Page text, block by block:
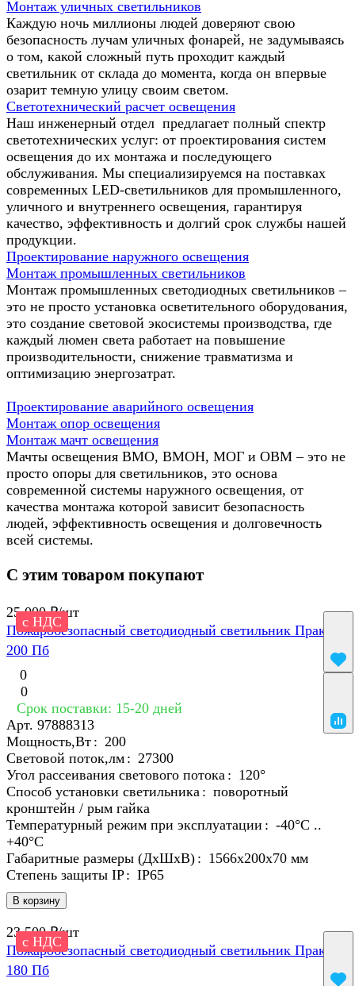
Монтаж уличных светильников
Каждую ночь миллионы людей доверяют свою
безопасность лучам уличных фонарей, не задумываясь
о том, какой сложный путь проходит каждый
светильник от склада до момента, когда он впервые
озарит темную улицу своим светом.
Светотехнический расчет освещения
Наш инженерный отдел предлагает полный спектр
светотехнических услуг: от проектирования систем
освещения до их монтажа и последующего
обслуживания. Мы специализируемся на поставках
современных LED-светильников для промышленного,
уличного и внутреннего освещения, гарантируя
качество, эффективность и долгий срок службы нашей
продукции.
Проектирование наружного освещения
Монтаж промышленных светильников
Монтаж промышленных светодиодных светильников –
это не просто установка осветительного оборудования,
это создание световой экосистемы производства, где
каждый люмен света работает на повышение
производительности, снижение травматизма и
оптимизацию энергозатрат.
Проектирование аварийного освещения
Монтаж опор освещения
Монтаж мачт освещения
Мачты освещения ВМО, ВМОН, МОГ и ОВМ – это не
просто опоры для светильников, это основа
современной системы наружного освещения, от
качества монтажа которой зависит безопасность
людей, эффективность освещения и долговечность
всей системы.
С этим товаром покупают
с НДС
25 000 ₽/шт
Пожаробезопасный светодиодный светильник Практик
200 Пб
0
0
Срок поставки: 15-20 дней
Арт. 97888313
В корзину
Мощность,Вт : 200
Световой поток,лм : 27300
Угол рассеивания светового потока : 120°
Способ установки светильника : поворотный
кронштейн / рым гайка
Температурный режим при эксплуатации : -40°С ..
+40°C
Габаритные размеры (ДхШхВ) : 1566х200х70 мм
Степень защиты IP : IP65
с НДС
23 500 ₽/шт
Пожаробезопасный светодиодный светильник Практик
180 Пб